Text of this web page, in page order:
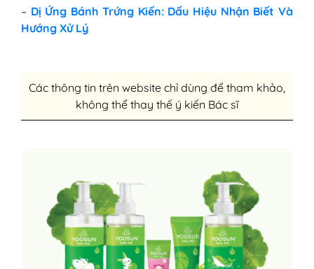
– Dị Ứng Bánh Trứng Kiến: Dấu Hiệu Nhận Biết Và
Hướng Xử Lý
Các thông tin trên website chỉ dùng để tham khảo,
không thể thay thế ý kiến Bác sĩ